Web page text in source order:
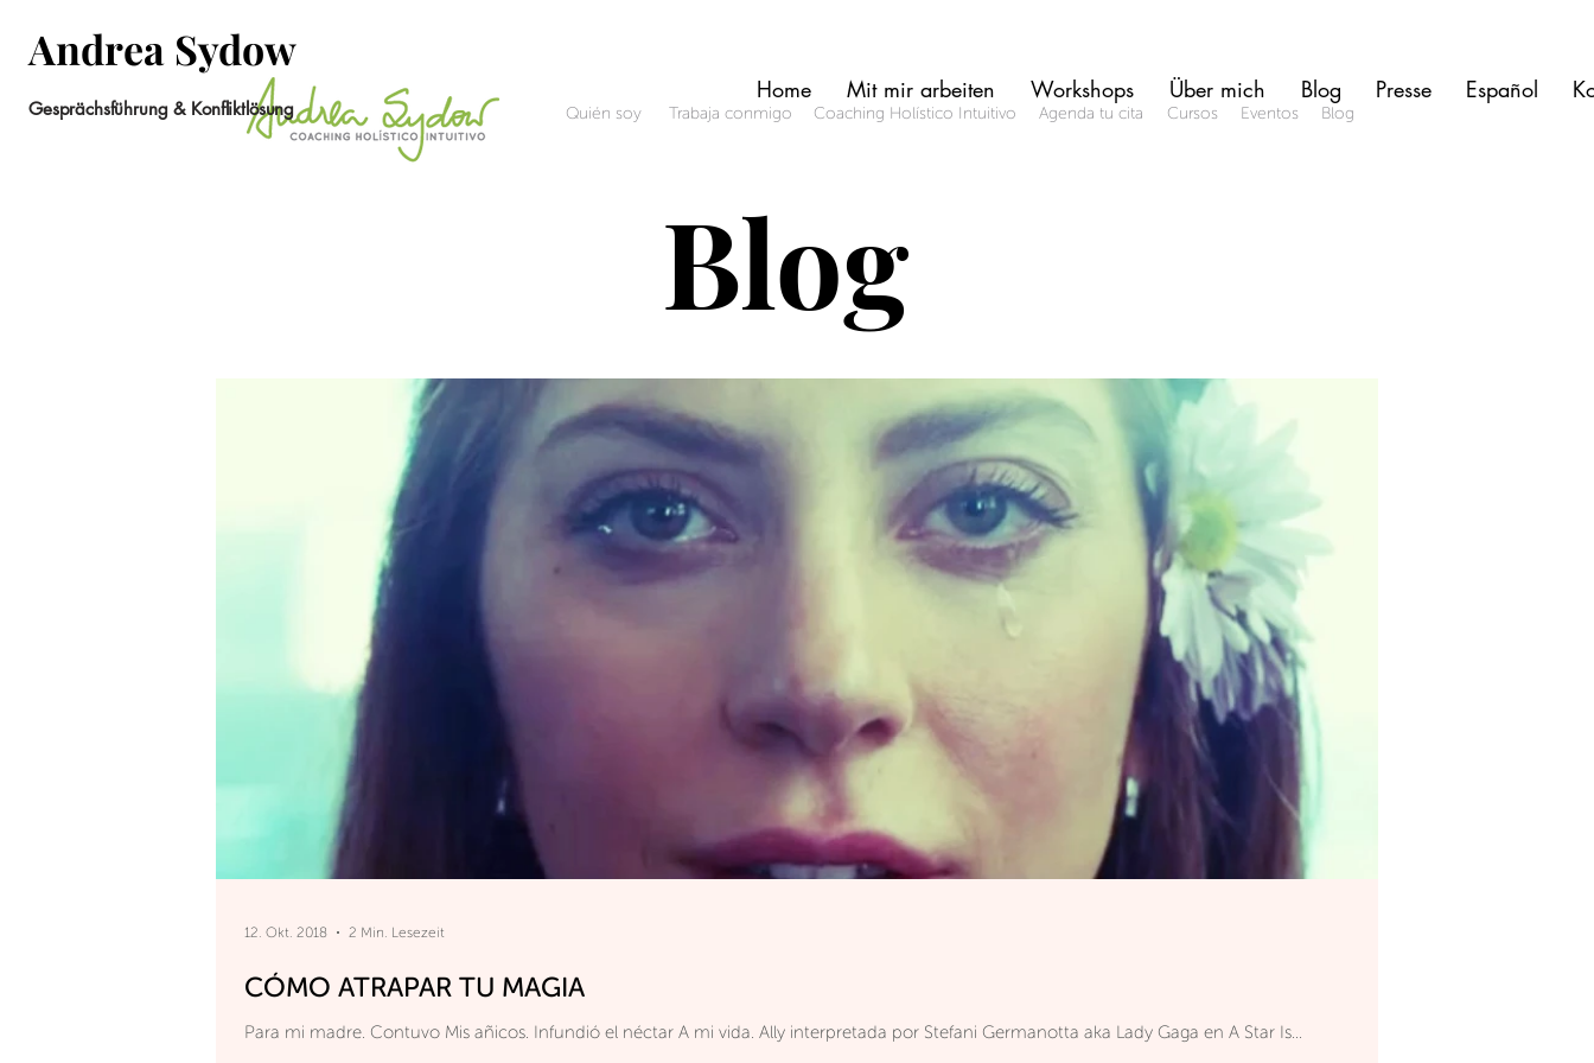
Andrea Sydow
Gesprächsführung & Konfliktlösung
Home Mit mir arbeiten Workshops Über mich Blog Presse Español
Quién soy Trabaja conmigo Coaching Holístico Intuitivo Agenda tu cita Cursos Eventos Blog
Blog
CÓMO ATRAPAR TU MAGIA
Para mi madre. Contuvo Mis añicos. Infundió el néctar A mi vida. Ally interpretada por Stefani Germanotta aka Lady Gaga en A Star Is...
12. Okt. 2018 2 Min. Lesezeit